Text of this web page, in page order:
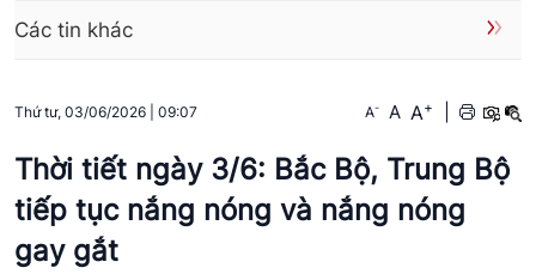
Các tin khác
Thứ tư, 03/06/2026 09:07 A- A A+
Thời tiết ngày 3/6: Bắc Bộ, Trung Bộ
tiếp tục nắng nóng và nắng nóng
gay gắt